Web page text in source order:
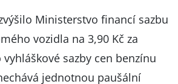
Ministerstvo financí sazbu
vozidla na 3,90 Kč za
sazby cen benzínu
jednotnou paušální